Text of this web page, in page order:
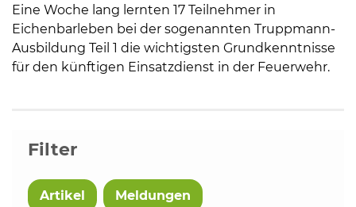
Eine Woche lang lernten 17 Teilnehmer in
Eichenbarleben bei der sogenannten Truppmann-
Ausbildung Teil 1 die wichtigsten Grundkenntnisse
für den künftigen Einsatzdienst in der Feuerwehr.
Filter
Artikel Meldungen